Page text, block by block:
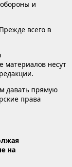
и
всего в
материалов несут
давать прямую
права
на